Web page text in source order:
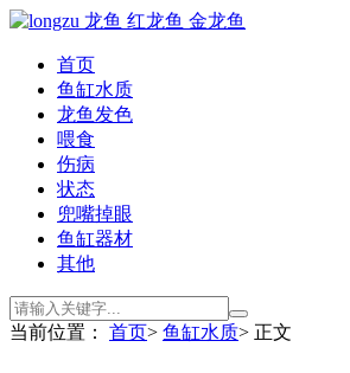
首页
鱼缸水质
龙鱼发色
喂食
伤病
状态
兜嘴掉眼
鱼缸器材
其他
当前位置： 首页> 鱼缸水质> 正文